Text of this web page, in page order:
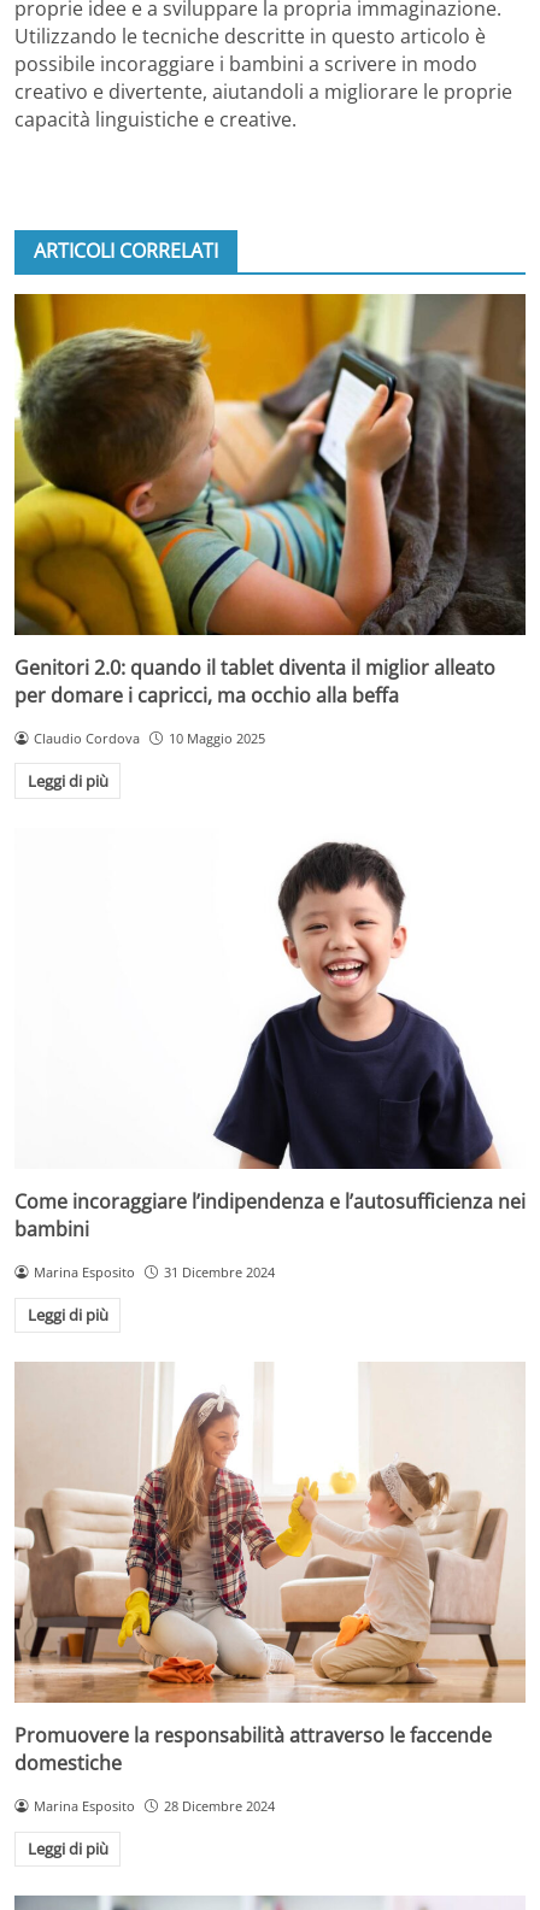
proprie idee e a sviluppare la propria immaginazione.
Utilizzando le tecniche descritte in questo articolo è
possibile incoraggiare i bambini a scrivere in modo
creativo e divertente, aiutandoli a migliorare le proprie
capacità linguistiche e creative.
ARTICOLI CORRELATI
Genitori 2.0: quando il tablet diventa il miglior alleato
per domare i capricci, ma occhio alla beffa
Claudio Cordova 10 Maggio 2025
Leggi di più
Come incoraggiare l’indipendenza e l’autosufficienza nei
bambini
Marina Esposito 31 Dicembre 2024
Leggi di più
Promuovere la responsabilità attraverso le faccende
domestiche
Marina Esposito 28 Dicembre 2024
Leggi di più